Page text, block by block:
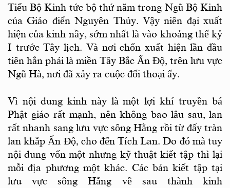
Tiểu Bộ Kinh tức bộ thứ năm trong Ngũ Bộ Kinh
của Giáo điển Nguyên Thủy. Vậy niên đại xuất
hiện của kinh nầy, sớm nhất là vào khoảng thế kỷ
I trước Tây lịch. Và nơi chốn xuất hiện lần đầu
tiên hẳn phải là miền Tây Bắc Ấn Ðộ, trên lưu vực
Ngũ Hà, nơi đã xảy ra cuộc đối thoại ấy.
Vì nội dung kinh này là một lợi khí truyền bá
Phật giáo rất mạnh, nên không bao lâu sau, lan
rất nhanh sang lưu vực sông Hằng rồi từ đấy tràn
lan khắp Ấn Ðộ, cho đến Tích Lan. Do đó mà tuy
nội dung vốn một nhưng kỹ thuật kiết tập thì lại
mỗi địa phương một khác. Các bản kiết tập tại
lưu vực sông Hằng về sau thành kinh